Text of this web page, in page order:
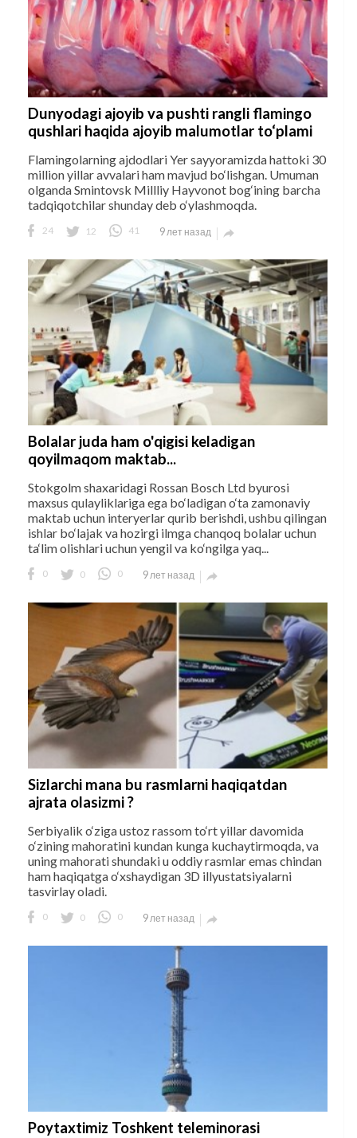
Dunyodagi ajoyib va pushti rangli flamingo
qushlari haqida ajoyib malumotlar to‘plami
Flamingolarning ajdodlari Yer sayyoramizda hattoki 30
million yillar avvalari ham mavjud bo‘lishgan. Umuman
olganda Smintovsk Millliy Hayvonot bog‘ining barcha
tadqiqotchilar shunday deb o‘ylashmoqda.
24 12 41 9 лет назад 
Bolalar juda ham o'qigisi keladigan
qoyilmaqom maktab...
Stokgolm shaxaridagi Rossan Bosch Ltd byurosi
maxsus qulayliklariga ega bo‘ladigan o‘ta zamonaviy
maktab uchun interyerlar qurib berishdi, ushbu qilingan
ishlar bo‘lajak va hozirgi ilmga chanqoq bolalar uchun
ta‘lim olishlari uchun yengil va ko‘ngilga yaq...
0 0 0 9 лет назад 
Sizlarchi mana bu rasmlarni haqiqatdan
ajrata olasizmi ?
Serbiyalik o‘ziga ustoz rassom to‘rt yillar davomida
o‘zining mahoratini kundan kunga kuchaytirmoqda, va
uning mahorati shundaki u oddiy rasmlar emas chindan
ham haqiqatga o‘xshaydigan 3D illyustatsiyalarni
tasvirlay oladi.
0 0 0 9 лет назад 
Poytaxtimiz Toshkent teleminorasi